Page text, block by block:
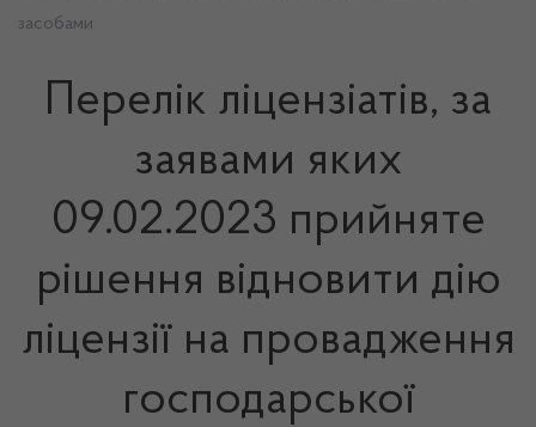
засобами
Перелік ліцензіатів, за
заявами яких
09.02.2023 прийняте
рішення відновити дію
ліцензії на провадження
господарської